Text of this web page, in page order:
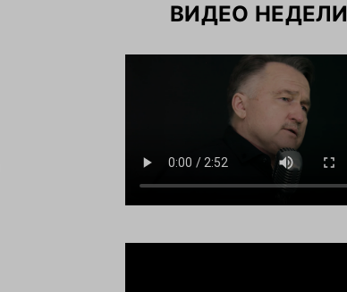
ВИДЕО НЕДЕЛИ